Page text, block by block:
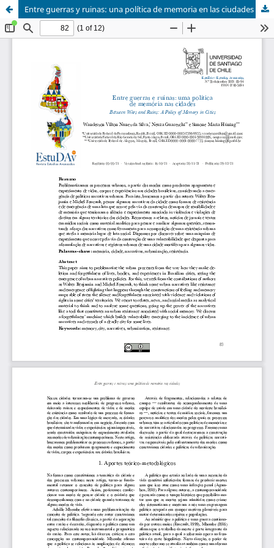
Entre guerras y ruinas: una política de memoria en las ciudades